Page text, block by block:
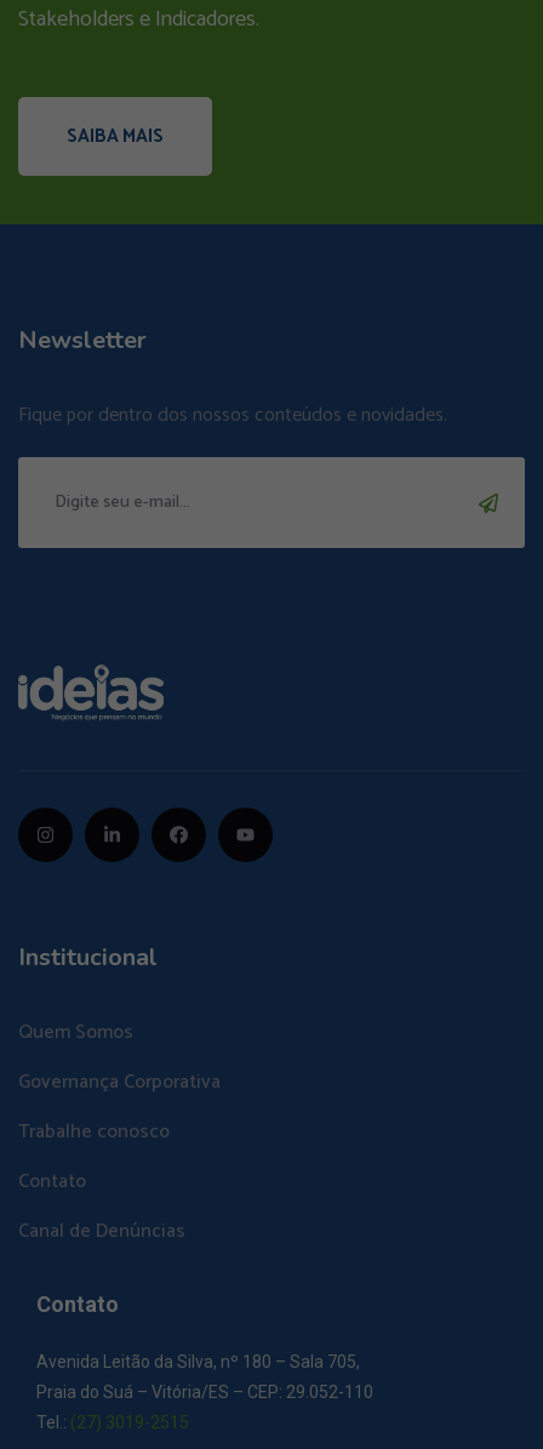
Stakeholders e Indicadores.
SAIBA MAIS
Newsletter
Fique por dentro dos nossos conteúdos e novidades.
Institucional
Quem Somos
Governança Corporativa
Trabalhe conosco
Contato
Canal de Denúncias
Contato
Avenida Leitão da Silva, nº 180 – Sala 705,
Praia do Suá – Vitória/ES – CEP: 29.052-110
Tel.: (27) 3019-2515